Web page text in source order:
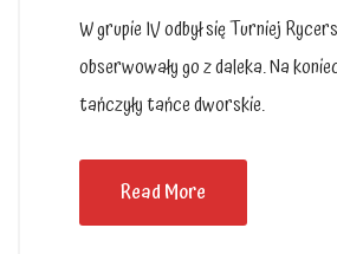
W grupie IV odbył się Turniej
obserwowały go z daleka. Na
tańczyły tańce dworskie.
Read More